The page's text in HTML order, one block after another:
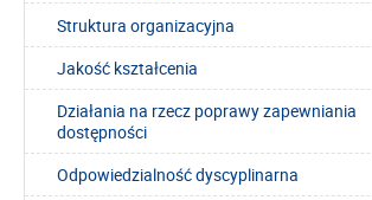
Struktura organizacyjna
Jakość kształcenia
Działania na rzecz poprawy zapewniania
dostępności
Odpowiedzialność dyscyplinarna